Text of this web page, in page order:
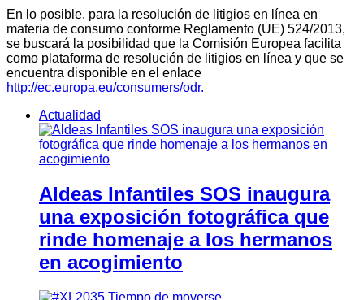
En lo posible, para la resolución de litigios en línea en
materia de consumo conforme Reglamento (UE) 524/2013,
se buscará la posibilidad que la Comisión Europea facilita
como plataforma de resolución de litigios en línea y que se
encuentra disponible en el enlace
http://ec.europa.eu/consumers/odr.
Actualidad
Aldeas Infantiles SOS inaugura
una exposición fotográfica que
rinde homenaje a los hermanos
en acogimiento